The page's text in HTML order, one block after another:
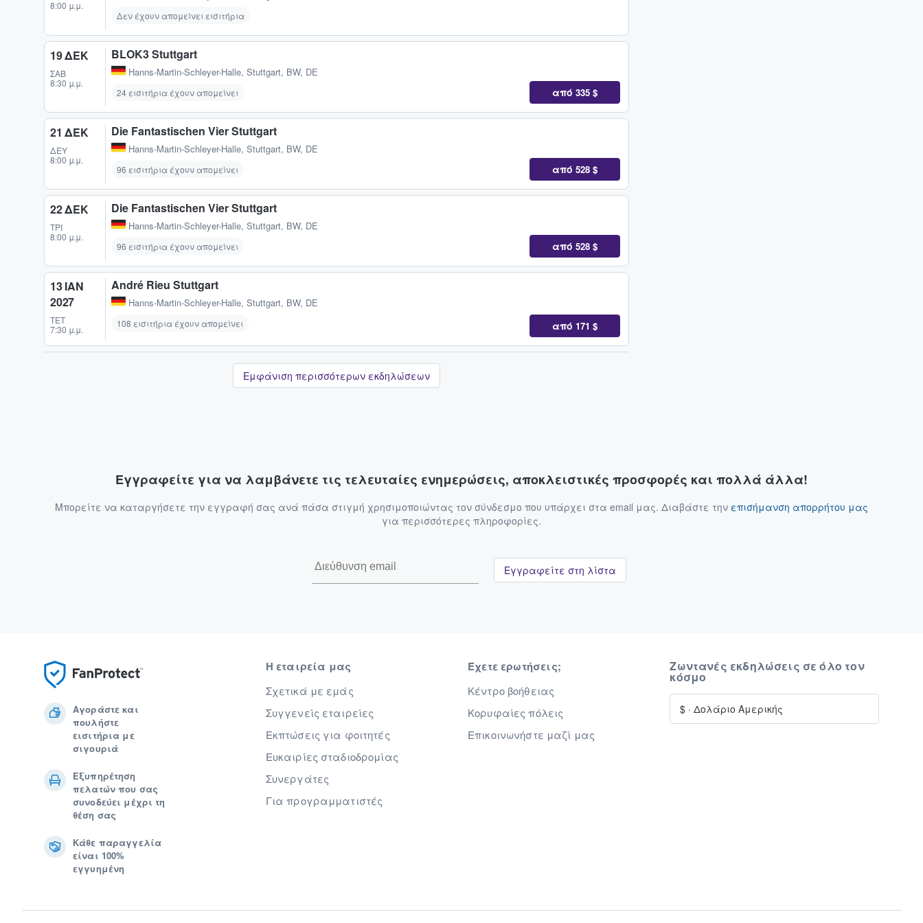
8:00 μ.μ.
Δεν έχουν απομείνει εισιτήρια
19 ΔΕΚ
ΣΆΒ
8:30 μ.μ.
BLOK3 Stuttgart
Hanns-Martin-Schleyer-Halle, Stuttgart, BW, DE
24 εισιτήρια έχουν απομείνει από 335 $
21 ΔΕΚ
ΔΕΥ
8:00 μ.μ.
Die Fantastischen Vier Stuttgart
Hanns-Martin-Schleyer-Halle, Stuttgart, BW, DE
96 εισιτήρια έχουν απομείνει από 528 $
22 ΔΕΚ
ΤΡΊ
8:00 μ.μ.
Die Fantastischen Vier Stuttgart
Hanns-Martin-Schleyer-Halle, Stuttgart, BW, DE
96 εισιτήρια έχουν απομείνει από 528 $
13 ΙΑΝ
2027
ΤΕΤ
7:30 μ.μ.
André Rieu Stuttgart
Hanns-Martin-Schleyer-Halle, Stuttgart, BW, DE
108 εισιτήρια έχουν απομείνει από 171 $
Εμφάνιση περισσότερων εκδηλώσεων
Εγγραφείτε για να λαμβάνετε τις τελευταίες ενημερώσεις, αποκλειστικές προσφορές και πολλά άλλα!
Μπορείτε να καταργήσετε την εγγραφή σας ανά πάσα στιγμή χρησιμοποιώντας τον σύνδεσμο που υπάρχει στα email μας. Διαβάστε την επισήμανση απορρήτου μας
για περισσότερες πληροφορίες.
Εγγραφείτε στη λίστα
Αγοράστε και
πουλήστε
εισιτήρια με
σιγουριά
Εξυπηρέτηση
πελατών που σας
συνοδεύει μέχρι τη
θέση σας
Κάθε παραγγελία
είναι 100%
εγγυημένη
Η εταιρεία μας
Σχετικά με εμάς
Συγγενείς εταιρείες
Εκπτώσεις για φοιτητές
Ευκαιρίες σταδιοδρομίας
Συνεργάτες
Για προγραμματιστές
Έχετε ερωτήσεις;
Κέντρο βοήθειας
Κορυφαίες πόλεις
Επικοινωνήστε μαζί μας
Ζωντανές εκδηλώσεις σε όλο τον
κόσμο
$ ·Δολάριο Αμερικής